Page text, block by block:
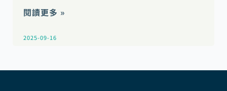
閱讀更多 »
2025-09-16